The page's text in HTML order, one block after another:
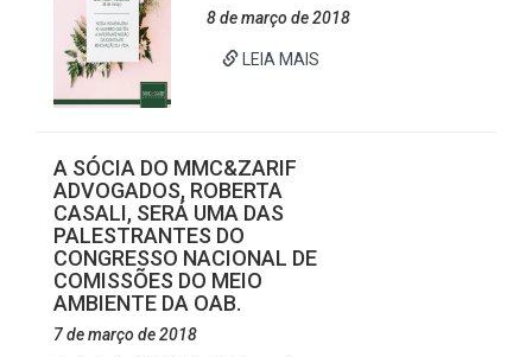
8 de março de 2018
LEIA MAIS
A SÓCIA DO MMC&ZARIF
ADVOGADOS, ROBERTA
CASALI, SERÁ UMA DAS
PALESTRANTES DO
CONGRESSO NACIONAL DE
COMISSÕES DO MEIO
AMBIENTE DA OAB.
7 de março de 2018